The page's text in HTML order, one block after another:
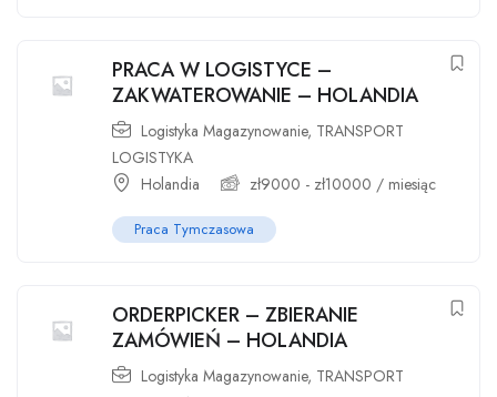
PRACA W LOGISTYCE –
ZAKWATEROWANIE – HOLANDIA
Logistyka Magazynowanie, TRANSPORT
LOGISTYKA
Holandia
zł9000 - zł10000 / miesiąc
Praca Tymczasowa
ORDERPICKER – ZBIERANIE
ZAMÓWIEŃ – HOLANDIA
Logistyka Magazynowanie, TRANSPORT